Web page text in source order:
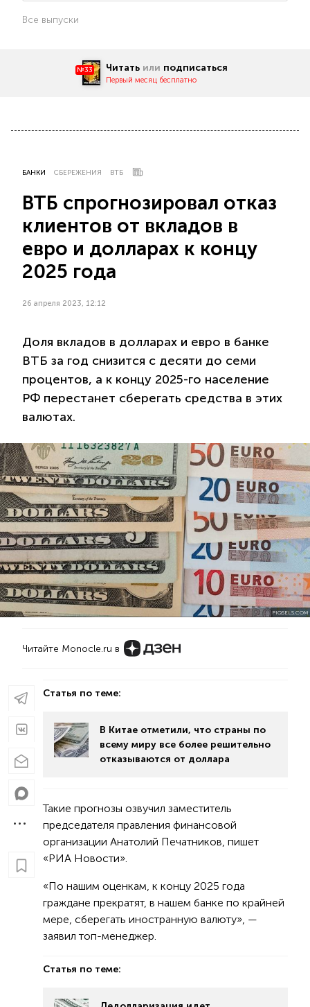
Все выпуски
№33 Читать или подписаться
Первый месяц бесплатно
БАНКИ СБЕРЕЖЕНИЯ ВТБ
ВТБ спрогнозировал отказ
клиентов от вкладов в
евро и долларах к концу
2025 года
26 апреля 2023, 12:12
Доля вкладов в долларах и евро в банке
ВТБ за год снизится с десяти до семи
процентов, а к концу 2025-го население
РФ перестанет сберегать средства в этих
валютах.
PIQSELS.COM
Читайте Monocle.ru в
Статья по теме:
В Китае отметили, что страны по
всему миру все более решительно
отказываются от доллара
Такие прогнозы озвучил заместитель
председателя правления финансовой
организации Анатолий Печатников, пишет
«РИА Новости».
«По нашим оценкам, к концу 2025 года
граждане прекратят, в нашем банке по крайней
мере, сберегать иностранную валюту», —
заявил топ-менеджер.
Статья по теме: